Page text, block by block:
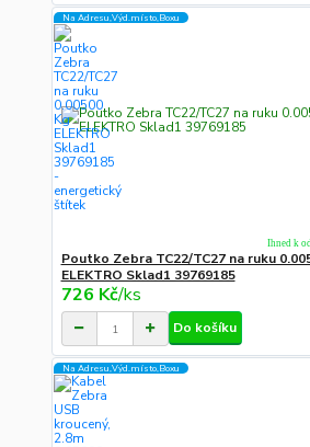
Na Adresu,Výd.místo,Boxu
Poutko Zebra TC22/TC27 na ruku
ELEKTRO Sklad1 39769185
726 Kč/ks
Ihned k
Do košíku
Na Adresu,Výd.místo,Boxu